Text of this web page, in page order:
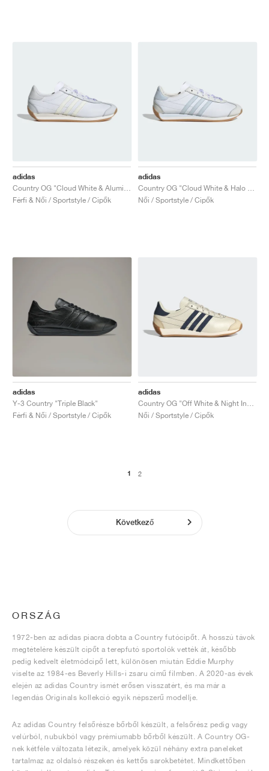
adidas
Férfi & Női / Sportstyle / Cipők
adidas
Női / Sportstyle / Cipők
adidas
Y-3 Country "Triple Black"
Férfi & Női / Sportstyle / Cipők
adidas
Női / Sportstyle / Cipők
1 2
Következő
ORSZÁG
1972-ben az adidas piacra dobta a Country futócipőt. A hosszú távok
megtételére készült cipőt a terepfutó sportolók vették át, később
pedig kedvelt életmódcipő lett, különösen miután Eddie Murphy
viselte az 1984-es Beverly Hills-i zsaru című filmben. A 2020-as évek
elején az adidas Country ismét erősen visszatért, és ma már a
legendás Originals kollekció egyik népszerű modellje.
Az adidas Country felsőrésze bőrből készült, a felsőrész pedig vagy
velúrból, nubukból vagy prémiumabb bőrből készült. A Country OG-
nek kétféle változata létezik, amelyek közül néhány extra paneleket
tartalmaz az oldalsó részeken és kettős sarokbetétet. Mindkettőben